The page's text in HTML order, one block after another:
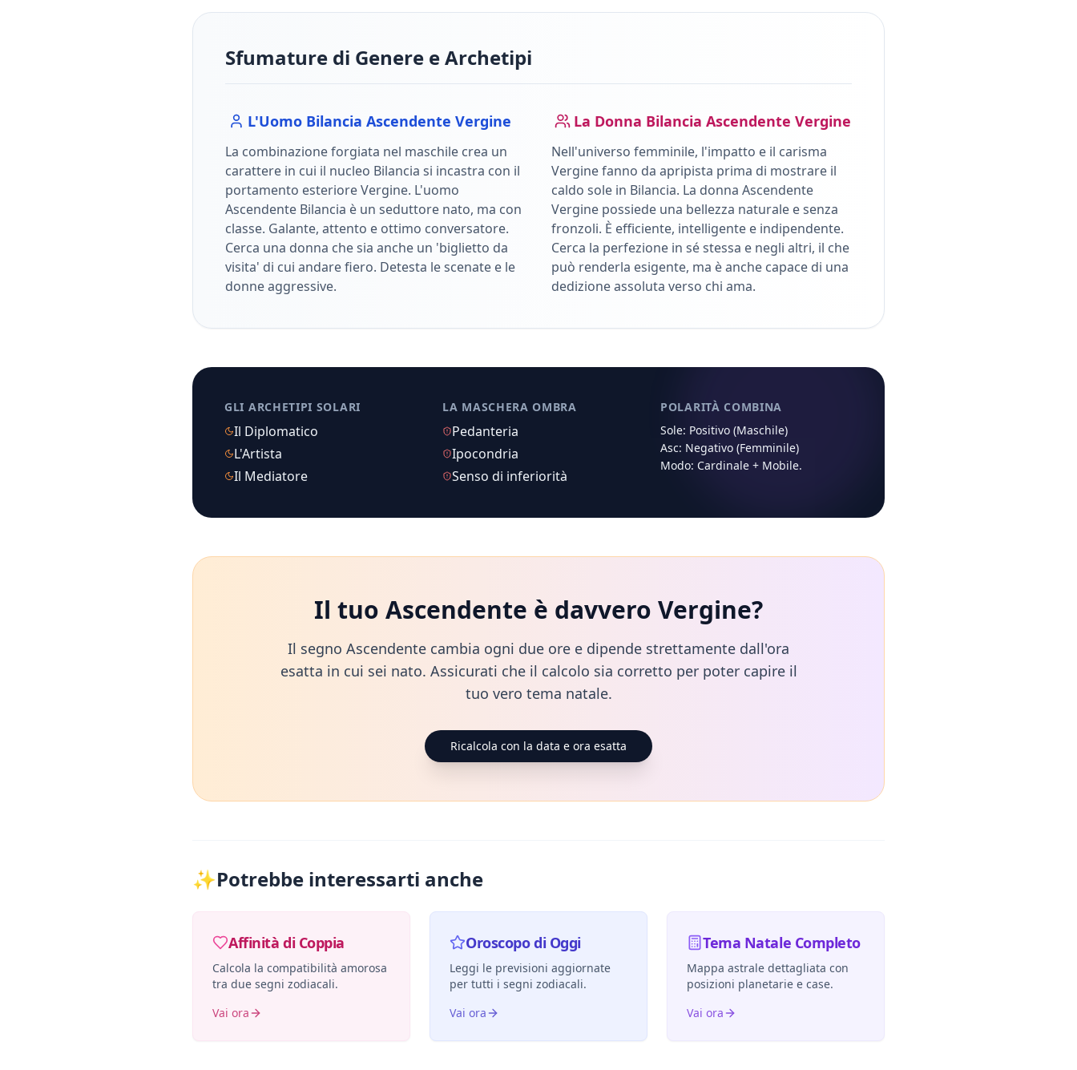
Sfumature di Genere e Archetipi
L'Uomo Bilancia Ascendente Vergine
La combinazione forgiata nel maschile crea un
carattere in cui il nucleo Bilancia si incastra con il
portamento esterioreVergine. L'uomo
Ascendente Bilancia è un seduttore nato, ma con
classe. Galante, attento e ottimo conversatore.
Cerca una donna che sia anche un 'biglietto da
visita' di cui andare fiero. Detesta le scenate e le
donne aggressive.
La Donna Bilancia Ascendente Vergine
Nell'universo femminile, l'impatto e il carisma
Verginefanno da apripista prima di mostrare il
caldo sole in Bilancia. La donna Ascendente
Vergine possiede una bellezza naturale e senza
fronzoli. È efficiente, intelligente e indipendente.
Cerca la perfezione in sé stessa e negli altri, il che
può renderla esigente, ma è anche capace di una
dedizione assoluta verso chi ama.
GLI ARCHETIPI SOLARI
Il Diplomatico
L'Artista
Il Mediatore
LA MASCHERA OMBRA
Pedanteria
Ipocondria
Senso di inferiorità
POLARITÀ COMBINA
Sole: Positivo (Maschile)
Asc: Negativo (Femminile)
Modo: Cardinale + Mobile.
Il tuo Ascendente è davvero Vergine?
Il segno Ascendente cambia ogni due ore e dipende strettamente dall'ora
esatta in cui sei nato. Assicurati che il calcolo sia corretto per poter capire il
tuo vero tema natale.
Ricalcola con la data e ora esatta
✨Potrebbe interessarti anche
Affinità di Coppia
Calcola la compatibilità amorosa
tra due segni zodiacali.
Vai ora
Oroscopo di Oggi
Leggi le previsioni aggiornate
per tutti i segni zodiacali.
Vai ora
Tema Natale Completo
Mappa astrale dettagliata con
posizioni planetarie e case.
Vai ora